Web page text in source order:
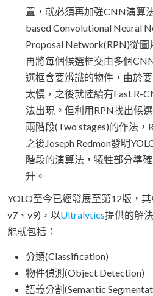
置，就必須再加強CNN演算
based Convolutional Neural
Proposal Network(RPN)從圖
再將每個候選框交由多個
選框含要辨識的物件，由於
太慢，之後就陸續有Fast R-
法出現。但利用RPN找出候
兩階段(Two stages)的作法，
之後Joseph Redmon發明
階段的演算法，犧牲部分準
升。
YOLO至今已經發展至第12版，
v7、v9)，以Ultralytics提供的解
能就包括：
分類(Classification)
物件偵測(Object Detection)
語義分割(Semantic